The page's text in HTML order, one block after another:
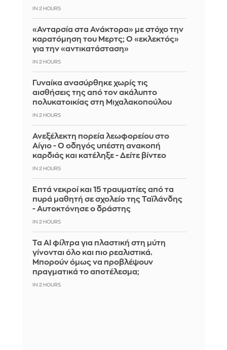
IN 2 HOURS
«Ανταρσία στα Ανάκτορα» με στόχο την
καρατόμηση του Μερτς; Ο «εκλεκτός»
για την «αντικατάσταση»
IN 2 HOURS
Γυναίκα ανασύρθηκε χωρίς τις
αισθήσεις της από τον ακάλυπτο
πολυκατοικίας στη Μιχαλακοπούλου
IN 2 HOURS
Ανεξέλεκτη πορεία λεωφορείου στο
Αίγιο - Ο οδηγός υπέστη ανακοπή
καρδιάς και κατέληξε - Δείτε βίντεο
IN 2 HOURS
Επτά νεκροί και 15 τραυματίες από τα
πυρά μαθητή σε σχολείο της Ταϊλάνδης
- Αυτοκτόνησε ο δράστης
IN 2 HOURS
Τα AI φίλτρα για πλαστική στη μύτη
γίνονται όλο και πιο ρεαλιστικά.
Μπορούν όμως να προβλέψουν
πραγματικά το αποτέλεσμα;
IN 2 HOURS